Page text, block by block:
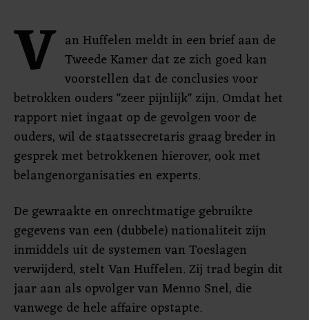
V an Huffelen meldt in een brief aan de
Tweede Kamer dat ze zich goed kan
voorstellen dat de conclusies voor
betrokken ouders "zeer pijnlijk" zijn. Omdat het
rapport niet ingaat op de gevolgen voor de
ouders, wil de staatssecretaris graag breder in
gesprek met betrokkenen hierover, ook met
belangenorganisaties en experts.
De gewraakte en onrechtmatige gebruikte
gegevens van een (dubbele) nationaliteit zijn
inmiddels uit de systemen van Toeslagen
verwijderd, stelt Van Huffelen. Zij trad begin dit
jaar aan als opvolger van Menno Snel, die
vanwege de hele affaire opstapte.